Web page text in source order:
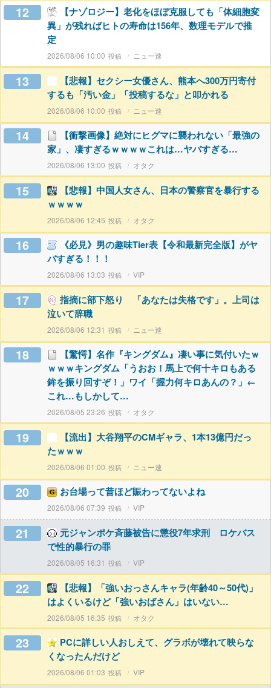
12
【ナゾロジー】老化をほぼ克服しても「体細胞変
異」が残ればヒトの寿命は156年、数理モデルで推
定
2026/08/06 10:00 ニュー速
13
【悲報】セクシー女優さん、熊本へ300万円寄付
するも「汚い金」「投稿するな」と叩かれる
2026/08/06 10:00 ニュー速
14
【衝撃画像】絶対にヒグマに襲われない「最強の
家」、凄すぎるｗｗｗｗこれは…ヤバすぎる…
2026/08/06 13:00 オタク
15
【悲報】中国人女さん、日本の警察官を暴行する
ｗｗｗｗ
2026/08/06 12:45 オタク
16
《必見》男の趣味Tier表【令和最新完全版】がヤ
バすぎる！！！
2026/08/06 13:03 VIP
17
指摘に部下怒り 「あなたは失格です」。上司は
泣いて辞職
2026/08/06 12:31 ニュー速
18
【驚愕】名作『キングダム』凄い事に気付いたｗ
ｗｗｗキングダム「うおお！馬上で何十キロもある
鉾を振り回すぞ！」ワイ「握力何キロあんの？」←
これ…もしかして…
2026/08/05 23:26 オタク
19
【流出】大谷翔平のCMギャラ、1本13億円だっ
たｗｗｗ
2026/08/06 01:00 ニュー速
20 お台場って昔ほど賑わってないよね
2026/08/06 07:39 VIP
21
元ジャンポケ斉藤被告に懲役7年求刑 ロケバス
で性的暴行の罪
2026/08/05 16:31 VIP
22
【悲報】「強いおっさんキャラ(年齢40～50代)」
はよくいるけど「強いおばさん」はいない…
2026/08/05 16:35 オタク
23
PCに詳しい人おしえて、グラボが壊れて映らな
くなったんだけど
2026/08/06 01:03 VIP